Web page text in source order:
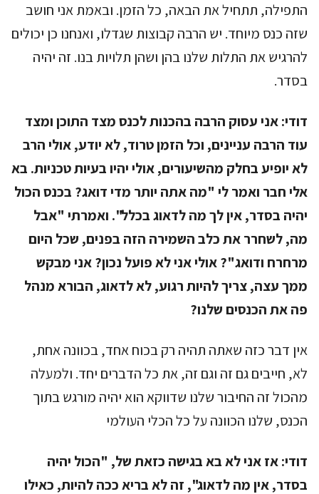
התפילה, תתחיל את הבאה, כל הזמן. ובאמת אני חושב
שזה כנס מיוחד. יש הרבה קבוצות שגדלו, ואנחנו כן יכולים
להרגיש את התלות שלנו בהן ושהן תלויות בנו. זה יהיה
בסדר.
דודי:אני עסוק הרבה בהכנות לכנס מצד התוכן ומצד
עוד הרבה עניינים, וכל הזמן טרוד, לא יודע, אולי הרב
לא יופיע בחלק מהשיעורים, אולי יהיו בעיות טכניות. בא
אלי חבר ואמר לי "מה אתה יותר מדי דואג? בכנס הכול
יהיה בסדר, אין לך מה לדאוג בכלל". ואמרתי "אבל
מה, לשחרר את כלב השמירה הזה בפנים, שכל היום
מרחרח ודואג"? אולי אני לא פועל נכון? אני מבקש
ממך עצה, צריך להיות רגוע, לא לדאוג, הבורא מנהל
פה את הכנסים שלנו?
אין דבר כזה שאתה תהיה רק בכוח אחד, בכוונה אחת,
לא, חייבים גם זה וגם זה, את כל הדברים יחד. ולמעלה
מהכול זה החיבור שלנו שדווקא הוא יהיה מורגש בתוך
הכנס, שלנו הכוונה על כל הכלי העולמי
דודי:אז אני לא בא בגישה כזאת של, "הכול יהיה
בסדר, אין מה לדאוג", זה לא בריא ככה להיות, כאילו